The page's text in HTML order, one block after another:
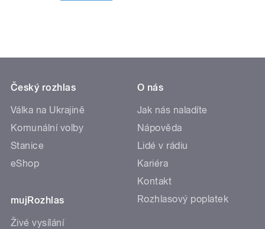
Český rozhlas
Válka na Ukrajině
Komunální volby
Stanice
eShop
mujRozhlas
Živé vysílání
O nás
Jak nás naladíte
Nápověda
Lidé v rádiu
Kariéra
Kontakt
Rozhlasový poplatek